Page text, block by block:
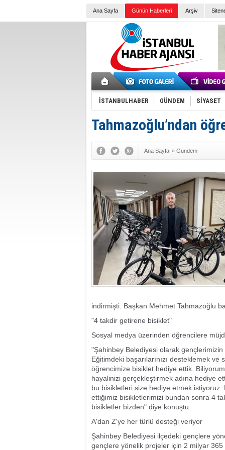
Ana Sayfa Günün Haberleri Arşiv
İSTANBULHABER GÜNDEM SİYASET
Tahmazoğlu’ndan
Ana Sayfa » Gündem
indirmişti. Başkan Mehmet Tahmazoğlu
"4 takdir getirene bisiklet"
Sosyal medya üzerinden öğrencilere
"Şahinbey Belediyesi olarak gençlerimizin
Eğitimdeki başarılarınızı desteklemek
öğrencimize bisiklet hediye ettik.
hayalinizi gerçekleştirmek adına hediye
bu bisikletleri size hediye etmek
ettiğimiz bisikletlerimizi bundan sonra 4
bisikletler bizden" diye konuştu.
A'dan Z'ye her türlü desteği veriyor
Şahinbey Belediyesi ilçedeki gençlere
gençlere yönelik projeler için 2 milyar